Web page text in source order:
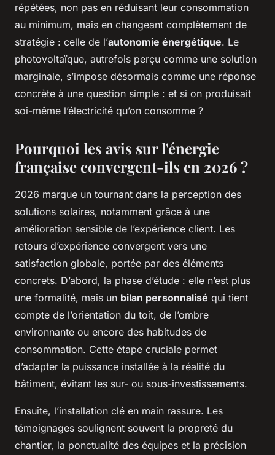
répétées, non pas en réduisant leur consommation
au minimum, mais en changeant complètement de
stratégie : celle de l’autonomie énergétique. Le
photovoltaïque, autrefois perçu comme une solution
marginale, s’impose désormais comme une réponse
concrète à une question simple : et si on produisait
soi-même l’électricité qu’on consomme ?
Pourquoi les avis sur l'énergie
française convergent-ils en 2026 ?
2026 marque un tournant dans la perception des
solutions solaires, notamment grâce à une
amélioration sensible de l’expérience client. Les
retours d’expérience convergent vers une
satisfaction globale, portée par des éléments
concrets. D’abord, la phase d’étude : elle n’est plus
une formalité, mais un bilan personnalisé qui tient
compte de l’orientation du toit, de l’ombre
environnante ou encore des habitudes de
consommation. Cette étape cruciale permet
d’adapter la puissance installée à la réalité du
bâtiment, évitant les sur- ou sous-investissements.
Ensuite, l’installation clé en main rassure. Les
témoignages soulignent souvent la propreté du
chantier, la ponctualité des équipes et la précision